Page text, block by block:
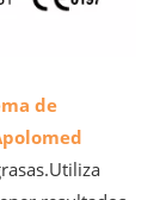
de